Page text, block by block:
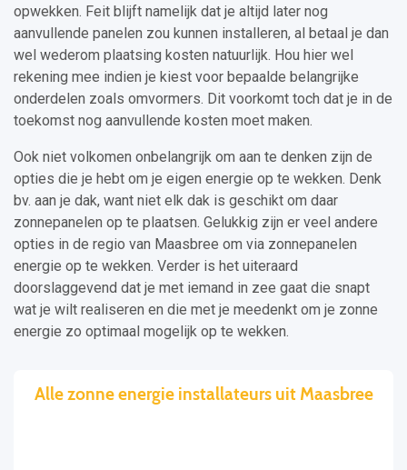
opwekken. Feit blijft namelijk dat je altijd later nog
aanvullende panelen zou kunnen installeren, al betaal je dan
wel wederom plaatsing kosten natuurlijk. Hou hier wel
rekening mee indien je kiest voor bepaalde belangrijke
onderdelen zoals omvormers. Dit voorkomt toch dat je in de
toekomst nog aanvullende kosten moet maken.
Ook niet volkomen onbelangrijk om aan te denken zijn de
opties die je hebt om je eigen energie op te wekken. Denk
bv. aan je dak, want niet elk dak is geschikt om daar
zonnepanelen op te plaatsen. Gelukkig zijn er veel andere
opties in de regio van Maasbree om via zonnepanelen
energie op te wekken. Verder is het uiteraard
doorslaggevend dat je met iemand in zee gaat die snapt
wat je wilt realiseren en die met je meedenkt om je zonne
energie zo optimaal mogelijk op te wekken.
Alle zonne energie installateurs uit Maasbree